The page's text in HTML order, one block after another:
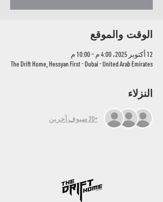
الوقت والموقع
12 أكتوبر 2025، 4:00 م – 10:00 م
The Drift Home, Hessyan First - Dubai - United Arab Emirates
النزلاء
+20 ضيوف آخرين